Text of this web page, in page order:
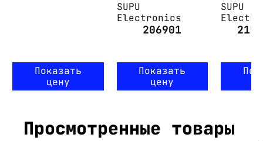
Показать
цену
SUPU
Electronics
206901
Показать
цену
SUPU
Просмотренные товары